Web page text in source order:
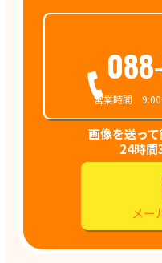
営業時間 9:00
画像を送っ
24時間
メー